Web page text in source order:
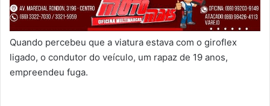
Quando percebeu que a viatura estava com o giroflex
ligado, o condutor do veículo, um rapaz de 19 anos,
empreendeu fuga.